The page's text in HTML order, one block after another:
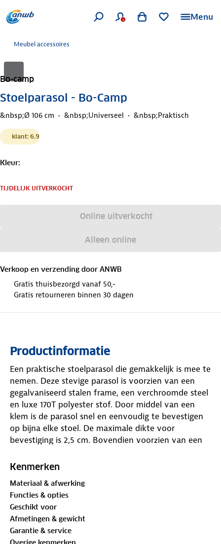
Menu
Meubel accessoires
Bo-camp
Stoelparasol - Bo-Camp
&nbsp;Ø 106 cm &nbsp;Universeel &nbsp;Praktisch
klant: 6.9
Kleur:
TIJDELIJK UITVERKOCHT
Online uitverkocht
Alleen online
Verkoop en verzending door ANWB
Gratis thuisbezorgd vanaf 50,-
Gratis retourneren binnen 30 dagen
Productinformatie
Een praktische stoelparasol die gemakkelijk is mee te
nemen. Deze stevige parasol is voorzien van een
gegalvaniseerd stalen frame, een verchroomde steel
en luxe 170T polyester stof. Door middel van een
klem is de parasol snel en eenvoudig te bevestigen
op bijna elke stoel. De maximale dikte voor
bevestiging is 2,5 cm. Bovendien voorzien van een
Kenmerken
Materiaal & afwerking
Functies & opties
Geschikt voor
Afmetingen & gewicht
Garantie & service